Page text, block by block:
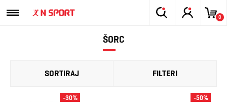
0
ŠORC
SORTIRAJ FILTERI
-30% -50%